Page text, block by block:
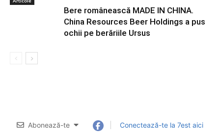
Bere românească MADE IN CHINA.
China Resources Beer Holdings a pus
ochii pe berăriile Ursus
Abonează-te Conectează-te la 7est aici